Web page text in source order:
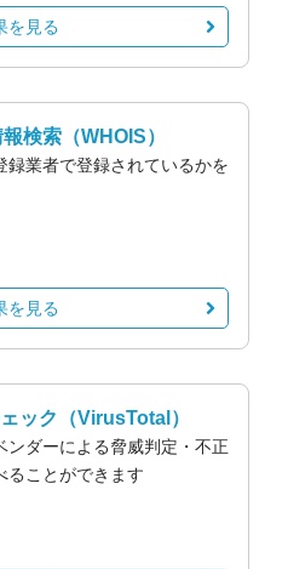
を見る
報検索 （WHOIS）
録業者で登録されているかを
を見る
ック （VirusTotal）
ンダーによる脅威判定・不正
ることができます